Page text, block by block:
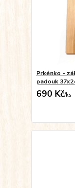
Prkénko -
padouk
690 Kč/ks